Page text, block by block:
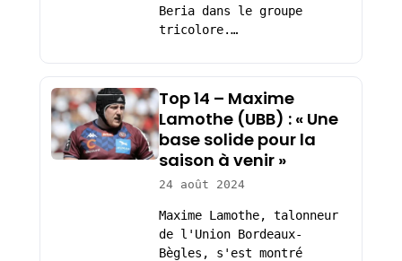
Beria dans le groupe
tricolore.…
Top 14 – Maxime
Lamothe (UBB) : « Une
base solide pour la
saison à venir »
24 août 2024
Maxime Lamothe, talonneur
de l'Union Bordeaux-
Bègles, s'est montré